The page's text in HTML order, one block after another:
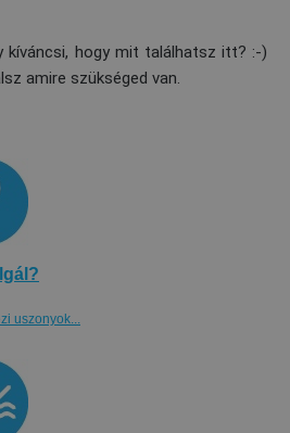
kíváncsi, hogy mit találhatsz itt? :-)
amire szükséged van.
uszonyok...